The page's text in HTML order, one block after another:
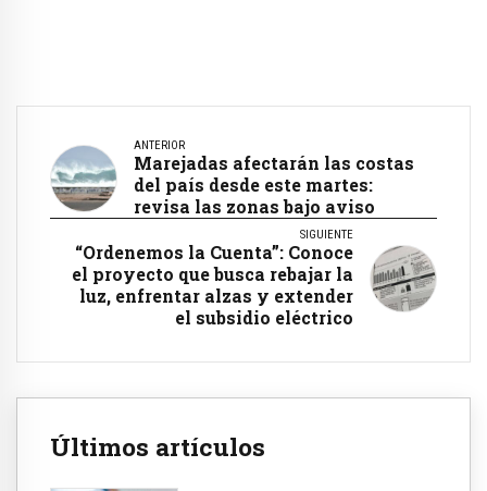
ANTERIOR
Marejadas afectarán las costas
del país desde este martes:
revisa las zonas bajo aviso
SIGUIENTE
“Ordenemos la Cuenta”: Conoce
el proyecto que busca rebajar la
luz, enfrentar alzas y extender
el subsidio eléctrico
Últimos artículos